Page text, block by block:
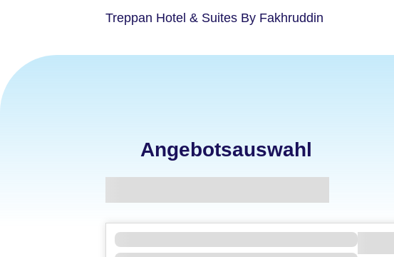
Treppan Hotel & Suites By Fakhruddin
Angebotsauswahl